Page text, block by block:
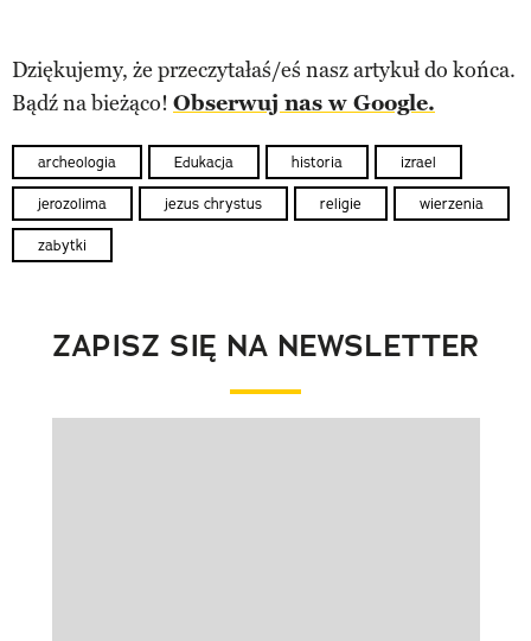
Dziękujemy, że przeczytałaś/eś nasz artykuł do końca.
Bądź na bieżąco! Obserwuj nas w Google.
archeologia Edukacja historia izrael
jerozolima jezus chrystus religie wierzenia
zabytki
ZAPISZ SIĘ NA NEWSLETTER